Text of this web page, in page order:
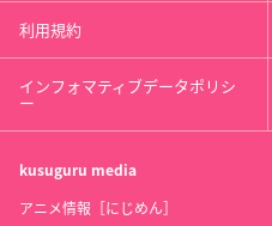
利用規約
インフォマティブデータポリシ
ー
kusuguru media
アニメ情報［にじめん］